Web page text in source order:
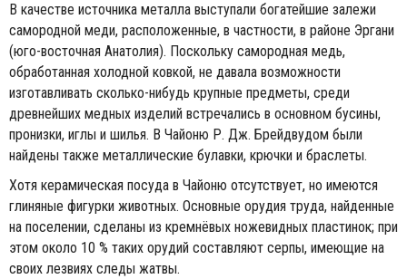
В качестве источника металла выступали богатейшие залежи
самородной меди, расположенные, в частности, в районе Эргани
(юго-восточная Анатолия). Поскольку самородная медь,
обработанная холодной ковкой, не давала возможности
изготавливать сколько-нибудь крупные предметы, среди
древнейших медных изделий встречались в основном бусины,
пронизки, иглы и шилья. В Чайоню Р. Дж. Брейдвудом были
найдены также металлические булавки, крючки и браслеты.
Хотя керамическая посуда в Чайоню отсутствует, но имеются
глиняные фигурки животных. Основные орудия труда, найденные
на поселении, сделаны из кремнёвых ножевидных пластинок; при
этом около 10 % таких орудий составляют серпы, имеющие на
своих лезвиях следы жатвы.